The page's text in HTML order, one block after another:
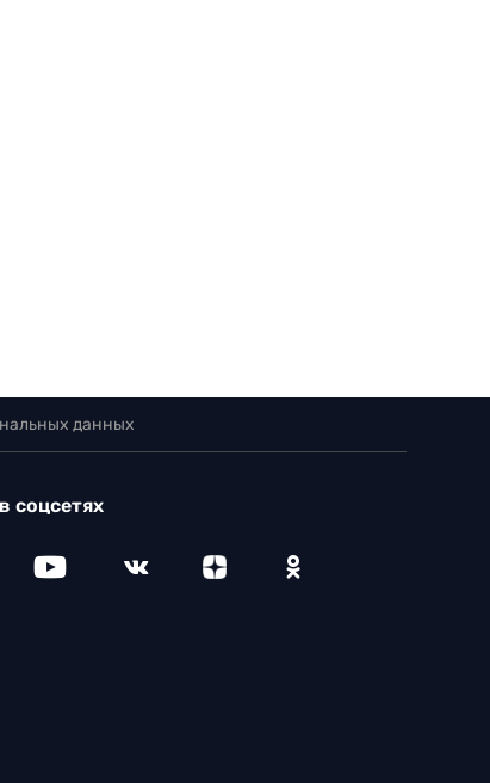
данных
соцсетях